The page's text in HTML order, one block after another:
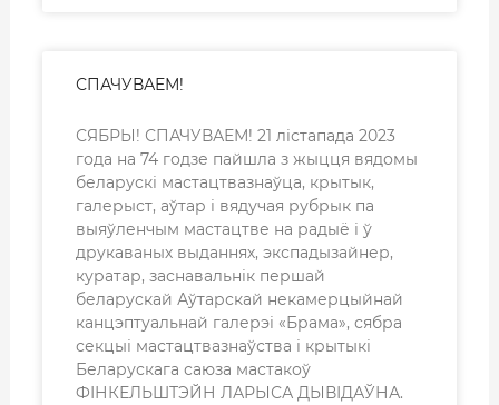
СПАЧУВАЕМ!
СЯБРЫ! СПАЧУВАЕМ! 21 лістапада 2023
года на 74 годзе пайшла з жыцця вядомы
беларускі мастацтвазнаўца, крытык,
галерыст, аўтар і вядучая рубрык па
выяўленчым мастацтве на радыё і ў
друкаваных выданнях, экспадызайнер,
куратар, заснавальнік першай
беларускай Аўтарскай некамерцыйнай
канцэптуальнай галерэі «Брама», сябра
секцыі мастацтвазнаўства і крытыкі
Беларускага саюза мастакоў
ФІНКЕЛЬШТЭЙН ЛАРЫСА ДЫВІДАЎНА.